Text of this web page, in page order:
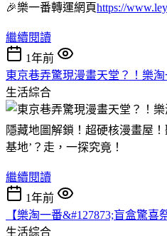
🎉樂一番轉運網頁https://
繼續閱讀
1年前
東京巷弄驚現漫畫天堂？！樂淘
生活綜合
隱藏地圖解鎖！超硬核漫畫屋
基地’？走，一探究竟！
繼續閱讀
1年前
【樂淘一番&#127873;盲盒驚喜
生活綜合